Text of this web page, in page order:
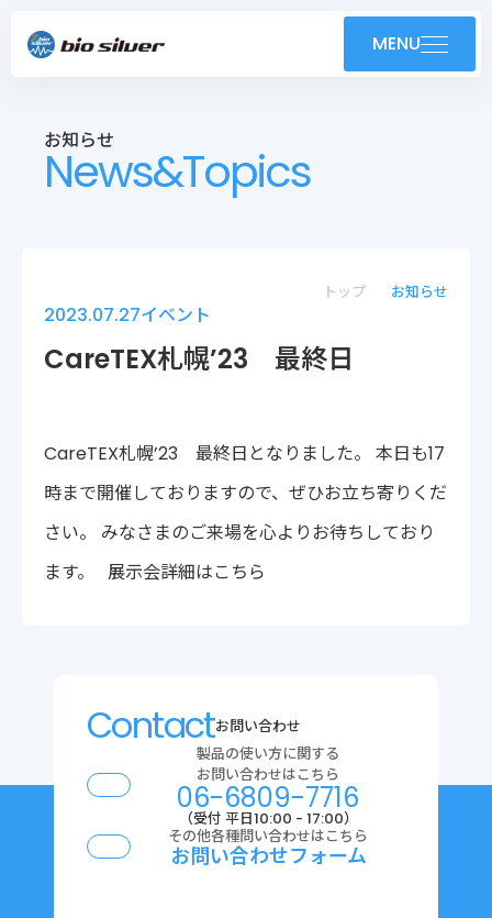
MENU
製品紹介
技術紹介・OEM
会社案内
株式会社バイオシルバー
〒222-0033
神奈川県横浜市港北区新横浜2-14-4 シルバービル1F
プライバシーポリシー
お知らせ
News&Topics
トップ お知らせ
2023.07.27イベント
CareTEX札幌’23 最終日
CareTEX札幌’23 最終日となりました。 本日も17
時まで開催しておりますので、ぜひお立ち寄りくだ
さい。 みなさまのご来場を心よりお待ちしており
ます。 展示会詳細はこちら
Contactお問い合わせ
製品の使い方に関する
お問い合わせはこちら
06-6809-7716
（受付 平日10:00 - 17:00）
その他各種問い合わせはこちら
お問い合わせフォーム